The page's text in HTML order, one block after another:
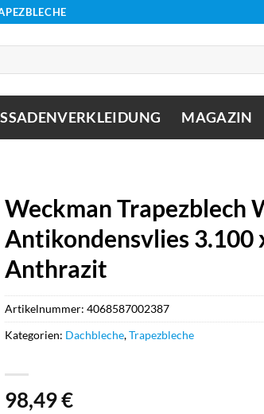
MAGAZIN
Weckman Trapezblech
Antikondensvlies 3.100
Anthrazit
98,49€
Artikelnummer: 4068587002387
Kategorien: Dachbleche,Trapezbleche